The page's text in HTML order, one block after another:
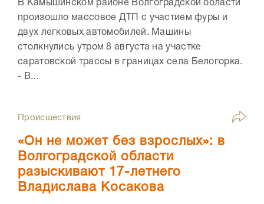
В Камышинском районе Волгоградской области
произошло массовое ДТП с участием фуры и
двух легковых автомобилей. Машины
столкнулись утром 8 августа на участке
саратовской трассы в границах села Белогорка.
- В...
Происшествия
«Он не может без взрослых»: в
Волгоградской области
разыскивают 17-летнего
Владислава Косакова